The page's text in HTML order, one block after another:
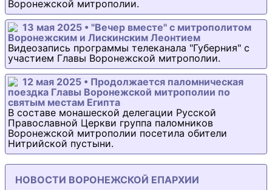
Воронежской митрополии.
13 мая 2025 • "Вечер вместе" с митрополитом
Воронежским и Лискинским Леонтием
Видеозапись программы телеканала "Губерния" с
участием Главы Воронежской митрополии.
12 мая 2025 • Продолжается паломническая
поездка Главы Воронежской митрополии по
святым местам Египта
В составе монашеской делегации Русской
Православной Церкви группа паломников
Воронежской митрополии посетила обители
Нитрийской пустыни.
НОВОСТИ ВОРОНЕЖСКОЙ ЕПАРХИИ